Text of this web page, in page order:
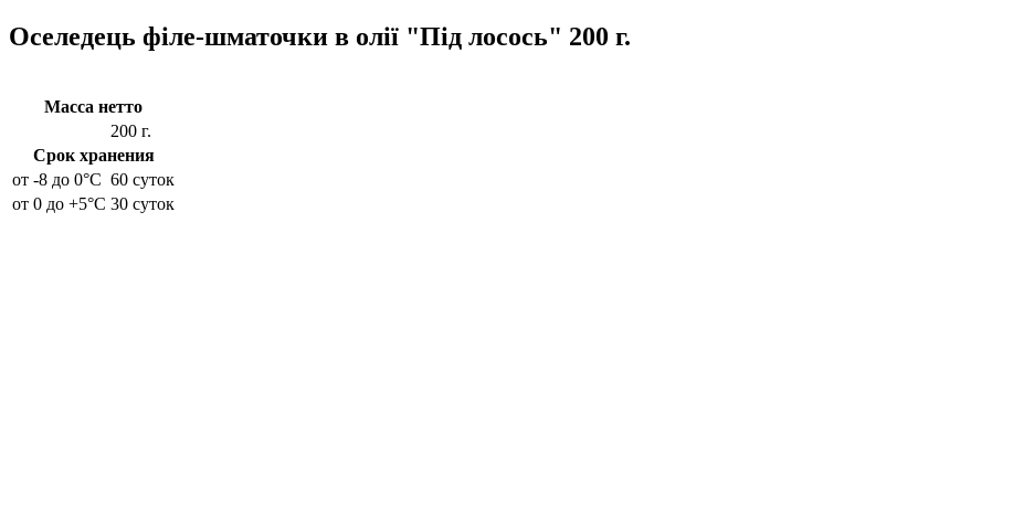
Оселедець філе-шматочки в олії "Під лосось" 200 г.
Масса нетто
200 г.
Срок хранения
от -8 до 0°C 60 суток
от 0 до +5°C 30 суток